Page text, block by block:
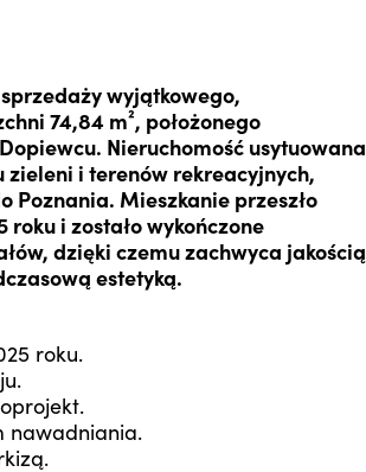
wyjątkowego,
74,84 m², położonego
Nieruchomość usytuowana
zieleni i terenów rekreacyjnych,
Poznania. Mieszkanie przeszło
i zostało wykończone
dzięki czemu zachwyca jakością
estetyką.
roku.
nawadniania.